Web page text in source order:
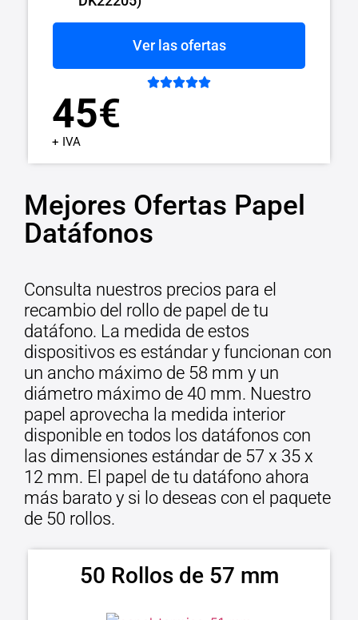
Ver las ofertas

45€
+ IVA
Mejores Ofertas Papel
Datáfonos
Consulta nuestros precios para el
recambio del rollo de papel de tu
datáfono. La medida de estos
dispositivos es estándar y funcionan con
un ancho máximo de 58 mm y un
diámetro máximo de 40 mm. Nuestro
papel aprovecha la medida interior
disponible en todos los datáfonos con
las dimensiones estándar de 57 x 35 x
12 mm. El papel de tu datáfono ahora
más barato y si lo deseas con el paquete
de 50 rollos.
50 Rollos de 57 mm